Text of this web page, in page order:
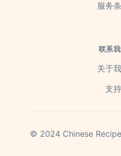
服务
联系
关于
支持
© 2024 Chinese